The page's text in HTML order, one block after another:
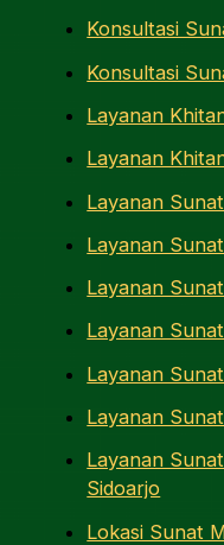
Konsultasi
Konsultasi
Layanan
Layanan
Layanan
Layanan
Layanan
Layanan
Layanan
Layanan
Layanan
Sidoarjo
Lokasi Sunat